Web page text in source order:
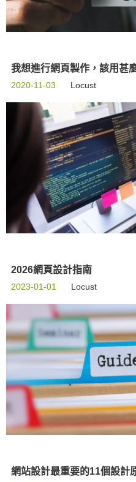
我想進行網頁製作，該用甚
2020-11-03 Locust
2026網頁設計指南
2023-01-01 Locust
網站設計最重要的11個設計